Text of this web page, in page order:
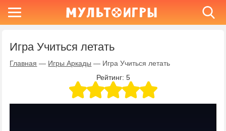
Игра Учиться летать
Главная — Игры Аркады — Игра Учиться летать
Рейтинг: 5